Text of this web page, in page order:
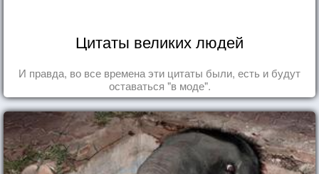
Цитаты великих людей
И правда, во все времена эти цитаты были, есть и будут
оставаться "в моде".